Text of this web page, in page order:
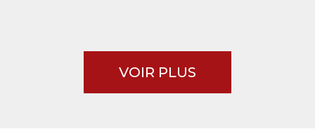
VOIR PLUS